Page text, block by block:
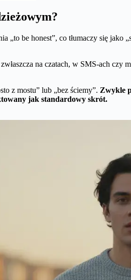
„to be honest”, co tłumaczy się jako
na czatach, w SMS-ach czy
z mostu” lub „bez ściemy”. Zwykle
jak standardowy skrót.